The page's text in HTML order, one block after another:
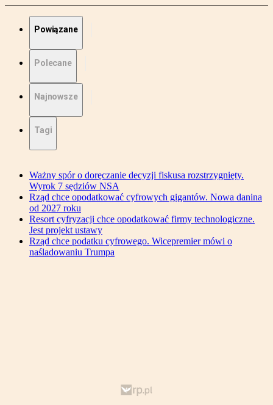
Powiązane
Polecane
Najnowsze
Tagi
Ważny spór o doręczanie decyzji fiskusa rozstrzygnięty.
Wyrok 7 sędziów NSA
Rząd chce opodatkować cyfrowych gigantów. Nowa danina
od 2027 roku
Resort cyfryzacji chce opodatkować firmy technologiczne.
Jest projekt ustawy
Rząd chce podatku cyfrowego. Wicepremier mówi o
naśladowaniu Trumpa